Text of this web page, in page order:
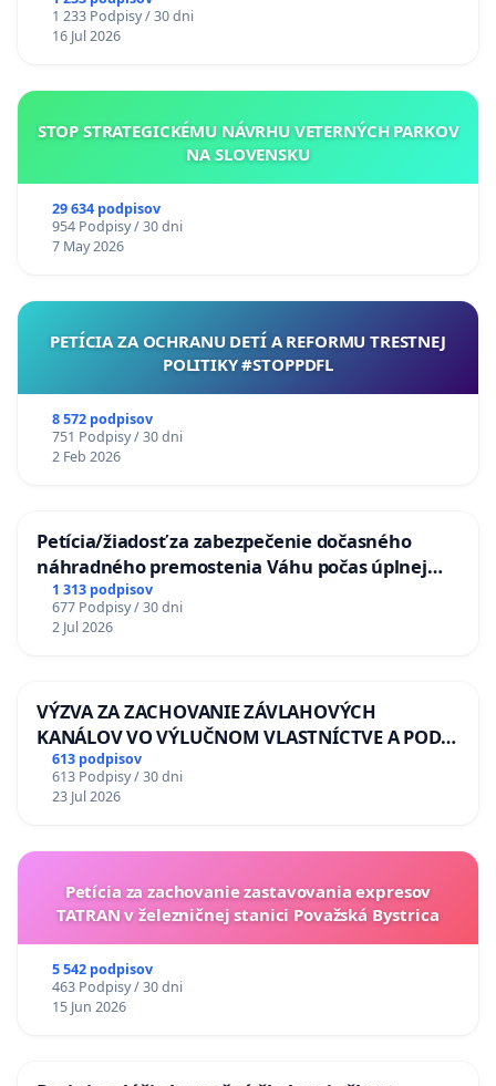
1 233 Podpisy / 30 dni
16 Jul 2026
STOP STRATEGICKÉMU NÁVRHU VETERNÝCH PARKOV
NA SLOVENSKU
29 634 podpisov
954 Podpisy / 30 dni
7 May 2026
PETÍCIA ZA OCHRANU DETÍ A REFORMU TRESTNEJ
POLITIKY #STOPPDFL
8 572 podpisov
751 Podpisy / 30 dni
2 Feb 2026
Petícia/žiadosť za zabezpečenie dočasného
náhradného premostenia Váhu počas úplnej
uzávery Vážskeho mosta v Komárne
1 313 podpisov
677 Podpisy / 30 dni
2 Jul 2026
VÝZVA ZA ZACHOVANIE ZÁVLAHOVÝCH
KANÁLOV VO VÝLUČNOM VLASTNÍCTVE A POD
KONTROLOU SLOVENSKEJ REPUBLIKY & žiadosť
na riešenie zanedbaného stavu závlahových a
odvodňovacích kanálov na Slovensku
613 podpisov
613 Podpisy / 30 dni
23 Jul 2026
Petícia za zachovanie zastavovania expresov
TATRAN v železničnej stanici Považská Bystrica
5 542 podpisov
463 Podpisy / 30 dni
15 Jun 2026